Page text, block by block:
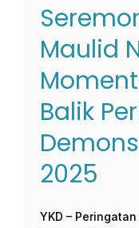
Maulid
Balik
2025
YKD –